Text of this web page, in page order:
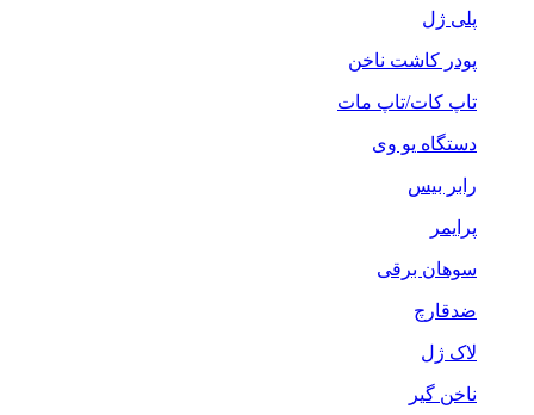
پلی ژل
پودر کاشت ناخن
تاپ کات/تاپ مات
دستگاه یو وی
رابر بیس
پرایمر
سوهان برقی
ضدقارچ
لاک ژل
ناخن گیر